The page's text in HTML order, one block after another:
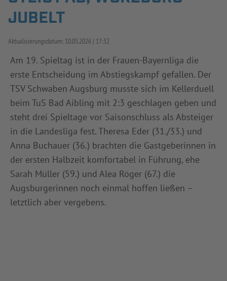
INFOTHEK
JUBELT
Aktualisierungsdatum: 10.05.2026 17:32
Am 19. Spieltag ist in der Frauen-Bayernliga die
erste Entscheidung im Abstiegskampf gefallen. Der
TSV Schwaben Augsburg musste sich im Kellerduell
beim TuS Bad Aibling mit 2:3 geschlagen geben und
steht drei Spieltage vor Saisonschluss als Absteiger
in die Landesliga fest. Theresa Eder (31./33.) und
Anna Buchauer (36.) brachten die Gastgeberinnen in
der ersten Halbzeit komfortabel in Führung, ehe
Sarah Müller (59.) und Alea Röger (67.) die
Augsburgerinnen noch einmal hoffen ließen –
letztlich aber vergebens.